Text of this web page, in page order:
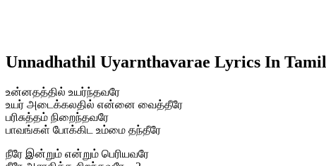
Unnadhathil Uyarnthavarae Lyrics In Tamil
உன்னதத்தில் உயர்ந்தவரே
உயர் அடைக்கலதில் என்னை வைத்தீரே
பரிசுத்தம் நிறைந்தவரே
பாவங்கள் போக்கிட உம்மை தந்தீரே
நீரே இன்றும் என்றும் பெரியவரே